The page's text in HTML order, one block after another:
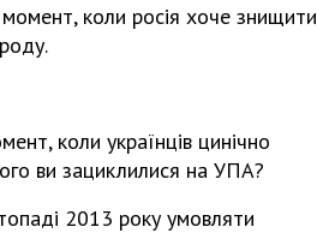
момент, коли росія хоче знищити
коли українців цинічно
ви зациклилися на УПА?
2013 року умовляти